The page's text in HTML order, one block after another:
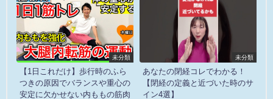
未分類
【1日これだけ】歩行時のふら
つきの原因でバランスや重心の
安定に欠かせない内ももの筋肉
未分類
あなたの閉経コレでわかる！
【閉経の定義と近づいた時のサ
イン4選】